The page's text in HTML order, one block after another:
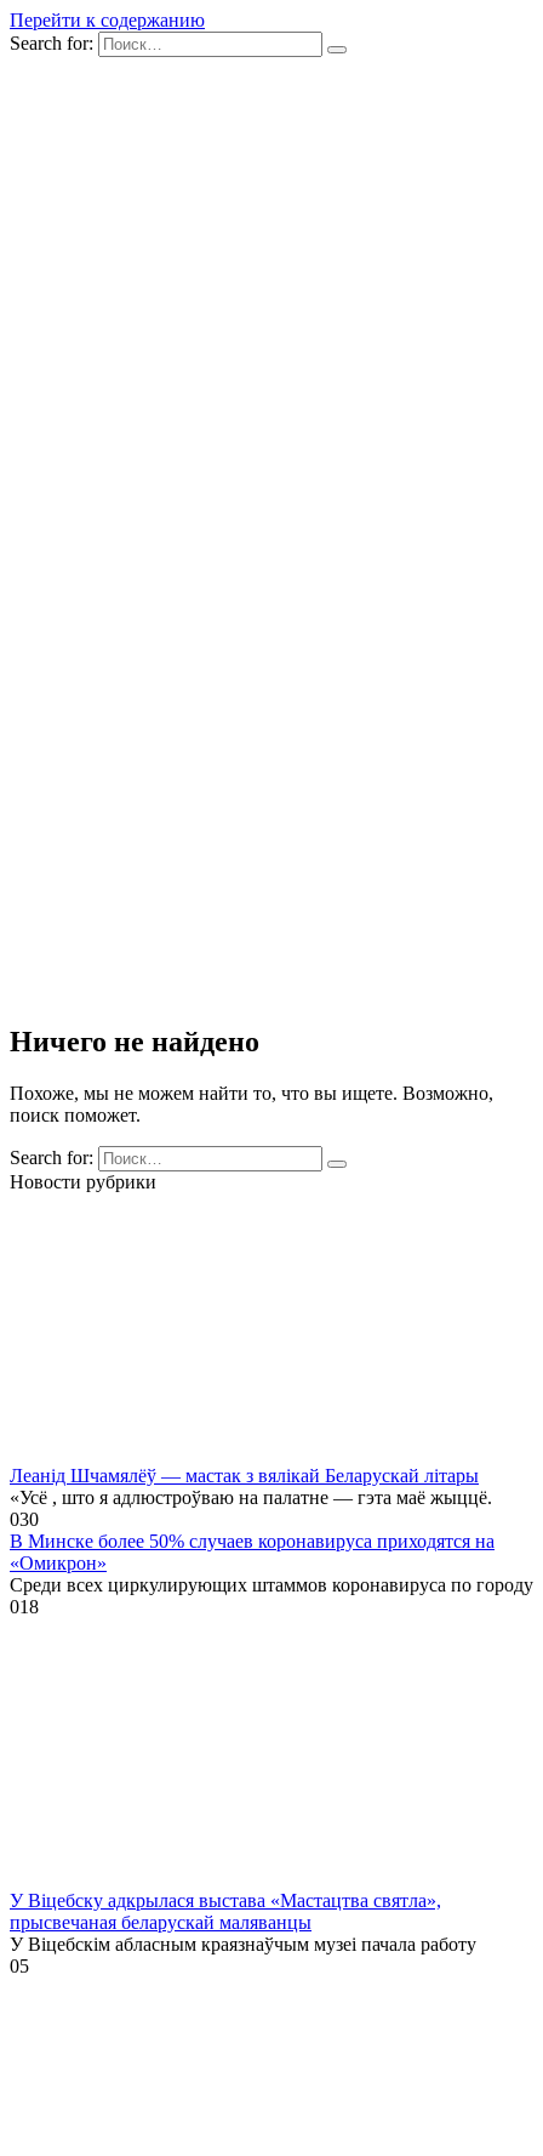
Перейти к содержанию
Search for:
Ничего не найдено
Похоже, мы не можем найти то, что вы ищете. Возможно,
поиск поможет.
Search for:
Новости рубрики
Леанід Шчамялёў — мастак з вялікай Беларускай літары
«Усё , што я адлюстроўваю на палатне — гэта маё жыццё.
030
В Минске более 50% случаев коронавируса приходятся на
«Омикрон»
Среди всех циркулирующих штаммов коронавируса по городу
018
У Віцебску адкрылася выстава «Мастацтва святла»,
прысвечаная беларускай маляванцы
У Віцебскім абласным краязнаўчым музеі пачала работу
05